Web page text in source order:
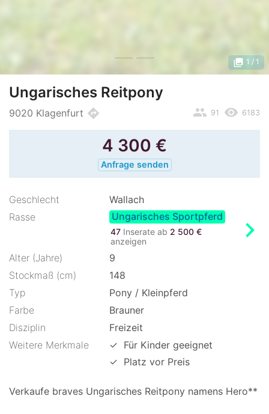
photo_library 1 / 1
Ungarisches Reitpony
9020 Klagenfurt directions remove_red_eye 6183
people 91
4 300 €
Anfrage senden
Geschlecht
Wallach
Rasse
Ungarisches Sportpferd
47 Inserate ab 2 500 €
anzeigen
chevron_right
Alter (Jahre)
9
Stockmaß (cm)
148
Typ
Pony / Kleinpferd
Farbe
Brauner
Disziplin
Freizeit
Weitere Merkmale
✓ Für Kinder geeignet
✓ Platz vor Preis
Verkaufe braves Ungarisches Reitpony namens Hero**